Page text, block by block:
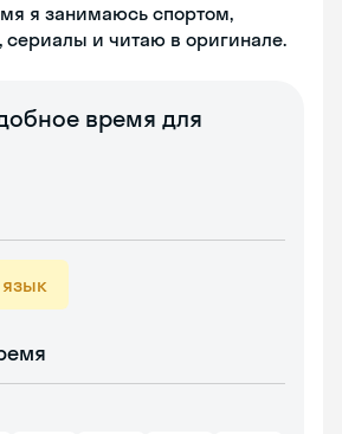
я занимаюсь спортом,
и читаю в оригинале.
время для